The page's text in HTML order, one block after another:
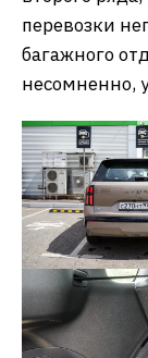
перевозки
багажного
несомненно,